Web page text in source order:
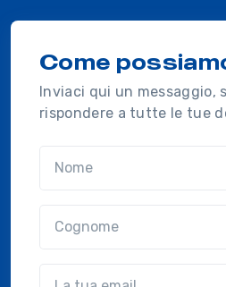
Come
Inviaci qui un messaggio,
rispondere a tutte le tue